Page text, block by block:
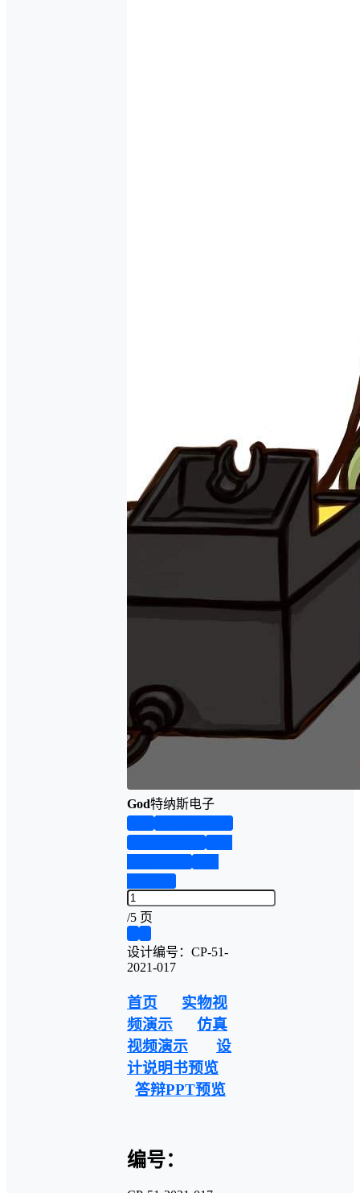
God特纳斯电子
/5 页
设计编号：CP-51-
2021-017
首页
实物视
频演示
仿真
视频演示
设
计说明书预览
答辩PPT预览
编号：